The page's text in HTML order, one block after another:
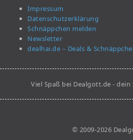
Impressum
Datenschutzerklärung
Schnäppchen melden
Newsletter
dealhai.de – Deals &
Viel Spaß bei Dealgott.de -
© 2009-2026